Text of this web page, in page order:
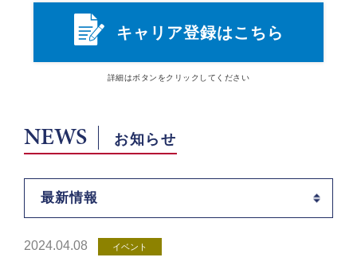
キャリア登録はこちら
詳細はボタン をクリックしてください
NEWS お知らせ
最新情報
2024.04.08 イベント